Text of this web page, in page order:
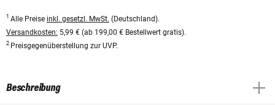
1 Alle Preise inkl. gesetzl. MwSt. (Deutschland).
Versandkosten: 5,99 € (ab 199,00 € Bestellwert gratis).
2 Preisgegenüberstellung zur UVP.
Beschreibung